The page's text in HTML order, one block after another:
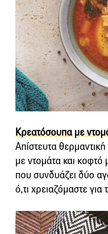
Κρεατόσουπα με
Απίστευτα
με ντομάτα και κοφτό
που συνδυάζει δύο
ό,τι χρειαζόμαστε για